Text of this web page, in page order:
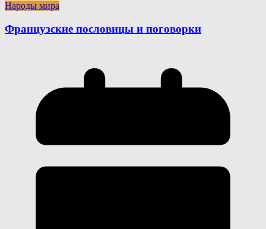
Народы мира
Французские пословицы и поговорки